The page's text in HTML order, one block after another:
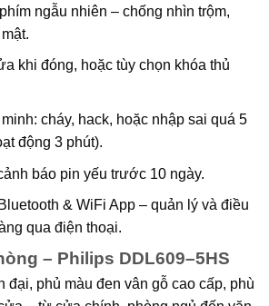
ngẫu nhiên – chống nhìn trộm,
khi đóng, hoặc tùy chọn khóa thủ
cháy, hack, hoặc nhập sai quá 5
động 3 phút).
báo pin yếu trước 10 ngày.
& WiFi App– quản lý và điều
qua điện thoại.
– Philips DDL609–5HS
đại, phủ màu đen vân gỗ cao cấp, phù